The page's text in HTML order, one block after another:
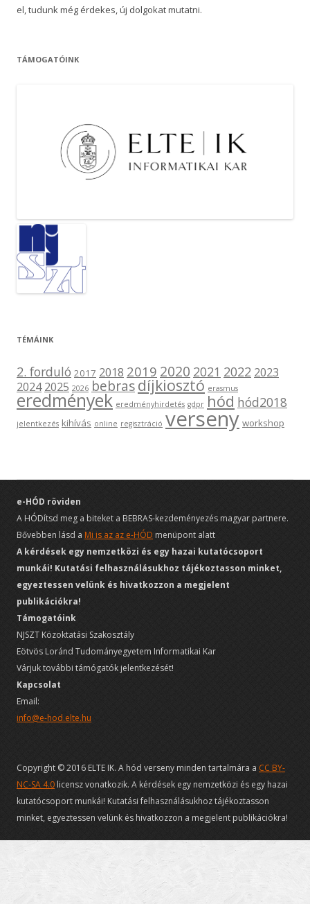
el, tudunk még érdekes, új dolgokat mutatni.
TÁMOGATÓINK
TÉMÁINK
2. forduló 2017 2018 2019 2020 2021 2022 2023
2024 2025 2026 bebrasdíjkiosztó erasmus
eredmények eredményhirdetés gdpr hód hód2018
jelentkezés kihívás online regisztráció verseny workshop
e-HÓD röviden
A HÓDítsd meg a biteket a BEBRAS-kezdeményezés magyar partnere.
Bővebben lásd a Mi is az az e-HÓD menüpont alatt
A kérdések egy nemzetközi és egy hazai kutatócsoport
munkái! Kutatási felhasználásukhoz tájékoztasson minket,
egyeztessen velünk és hivatkozzon a megjelent
publikációkra!
Támogatóink
NJSZT Közoktatási Szakosztály
Eötvös Loránd Tudományegyetem Informatikai Kar
Várjuk további támógatók jelentkezését!
Kapcsolat
Email:
info@e-hod.elte.hu
Copyright © 2016 ELTE IK. A hód verseny minden tartalmára a CC BY-
NC-SA 4.0 licensz vonatkozik. A kérdések egy nemzetközi és egy hazai
kutatócsoport munkái! Kutatási felhasználásukhoz tájékoztasson
minket, egyeztessen velünk és hivatkozzon a megjelent publikációkra!